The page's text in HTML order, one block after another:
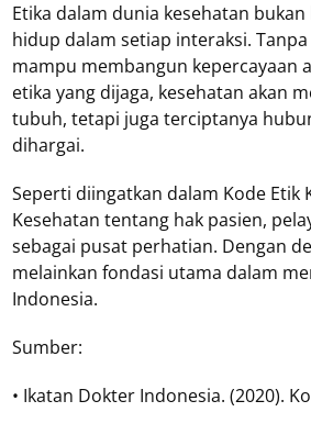
Etika dalam dunia kesehatan
hidup dalam setiap interaksi.
mampu membangun kepercayaan
etika yang dijaga, kesehatan akan
tubuh, tetapi juga terciptanya
dihargai.
Seperti diingatkan dalam Kode
Kesehatan tentang hak pasien,
sebagai pusat perhatian. Dengan
melainkan fondasi utama dalam
Indonesia.
Sumber:
• Ikatan Dokter Indonesia. (2020).